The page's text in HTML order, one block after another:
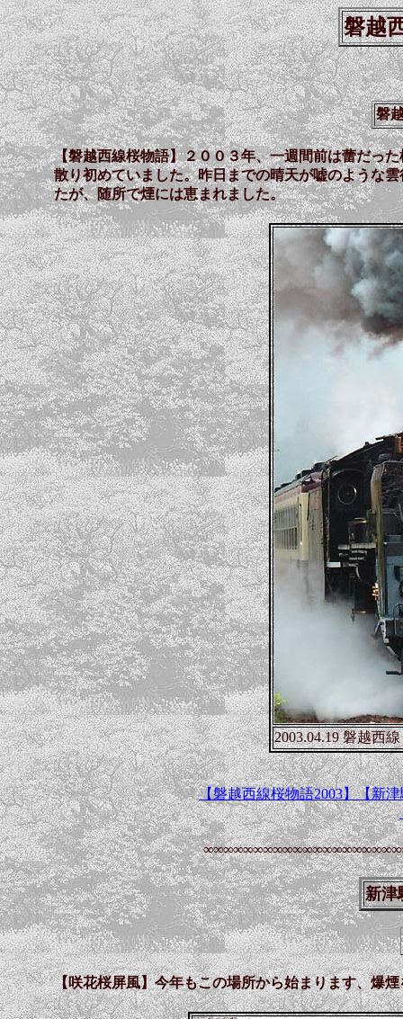
磐越
磐
【磐越西線桜物語】２００３年、一週間前は蕾だっ
散り初めていました。昨日までの晴天が嘘のような
たが、随所で煙には恵まれました。
2003.04.19 磐越西
【磐越西線桜物語2003】【新
新津
【咲花桜屏風】今年もこの場所から始まります、爆